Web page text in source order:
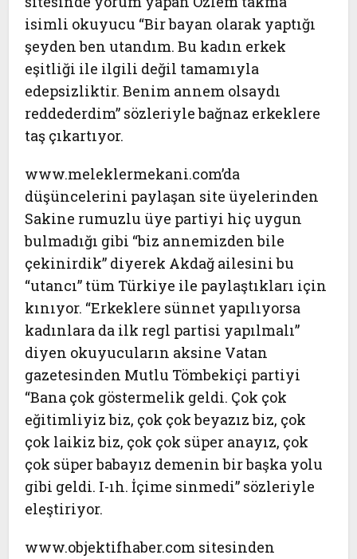
isimli okuyucu “Bir bayan olarak yaptığı
şeyden ben utandım. Bu kadın erkek
eşitliği ile ilgili değil tamamıyla
edepsizliktir. Benim annem olsaydı
reddederdim” sözleriyle bağnaz erkeklere
taş çıkartıyor.
www.meleklermekani.com’da
düşüncelerini paylaşan site üyelerinden
Sakine rumuzlu üye partiyi hiç uygun
bulmadığı gibi “biz annemizden bile
çekinirdik” diyerek Akdağ ailesini bu
“utancı” tüm Türkiye ile paylaştıkları için
kınıyor. “Erkeklere sünnet yapılıyorsa
kadınlara da ilk regl partisi yapılmalı”
diyen okuyucuların aksine Vatan
gazetesinden Mutlu Tömbekiçi partiyi
“Bana çok göstermelik geldi. Çok çok
eğitimliyiz biz, çok çok beyazız biz, çok
çok laikiz biz, çok çok süper anayız, çok
çok süper babayız demenin bir başka yolu
gibi geldi. I-ıh. İçime sinmedi” sözleriyle
eleştiriyor.
www.objektifhaber.com sitesinden